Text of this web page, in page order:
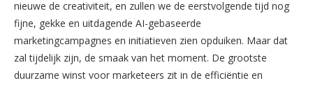
nieuwe de creativiteit, en zullen we de eerstvolgende tijd nog
fijne, gekke en uitdagende AI-gebaseerde
marketingcampagnes en initiatieven zien opduiken. Maar dat
zal tijdelijk zijn, de smaak van het moment. De grootste
duurzame winst voor marketeers zit in de efficiëntie en